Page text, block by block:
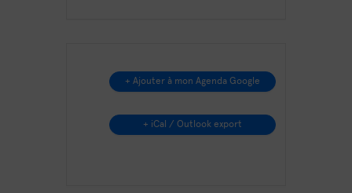
+ Ajouter à mon Agenda Google
+ iCal / Outlook export